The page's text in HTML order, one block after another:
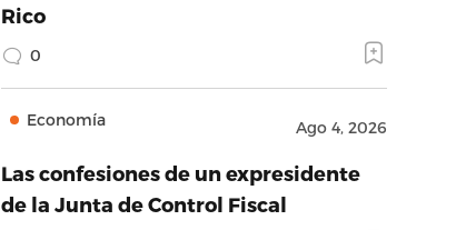
Rico
0
Economía Ago 4, 2026
Las confesiones de un expresidente
de la Junta de Control Fiscal